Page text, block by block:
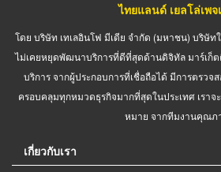
ไทยแลนด์ เยลโล่เพจ
โดย บริษัท เทเลอินโฟ มีเดีย จำกัด (มหาชน) บริษัท
ไม่เคยหยุดพัฒนาบริการที่ดีที่สุดด้านดิจิทัล มาร์เก็
บริการ จากผู้ประกอบการที่เชื่อถือได้ มีการตรว
ครอบคลุมทุกหมวดธุรกิจมากที่สุดในประเทศ เรา
หมาย จากทีมงานคุณภ
เกี่ยวกับเรา